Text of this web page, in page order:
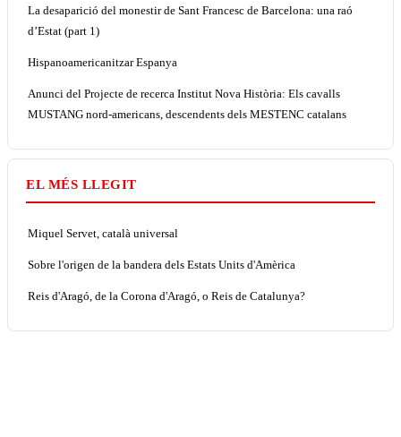
La desaparició del monestir de Sant Francesc de Barcelona: una raó
d’Estat (part 1)
Hispanoamericanitzar Espanya
Anunci del Projecte de recerca Institut Nova Història: Els cavalls
MUSTANG nord-americans, descendents dels MESTENC catalans
EL MÉS LLEGIT
Miquel Servet, català universal
Sobre l'origen de la bandera dels Estats Units d'Amèrica
Reis d'Aragó, de la Corona d'Aragó, o Reis de Catalunya?